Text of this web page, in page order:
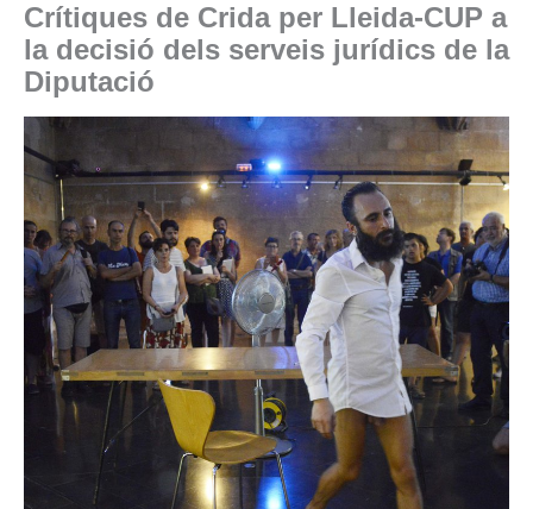
Crítiques de Crida per Lleida-CUP a
la decisió dels serveis jurídics de la
Diputació